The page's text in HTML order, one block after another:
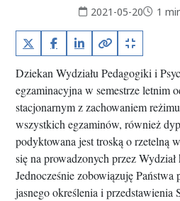
Data publikacji:
2021-05-20Czas
1
X (Twitter)FacebookLinkedInKopiuj pełny link
Kopiuj
Dziekan Wydziału Pedagogiki i
egzaminacyjna w semestrze letnim
stacjonarnym z zachowaniem
wszystkich egzaminów, również
podyktowana jest troską o rzetelną
się na prowadzonych przez Wydział
Jednocześnie zobowiązuję Państwa
jasnego określenia i przedstawienia